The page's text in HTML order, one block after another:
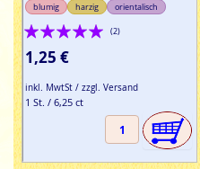
blumig harzig orientalisch
Bewertung:
100%
(2)
1,25 €
inkl. MwtSt / zzgl. Versand
1 St. / 6,25 ct